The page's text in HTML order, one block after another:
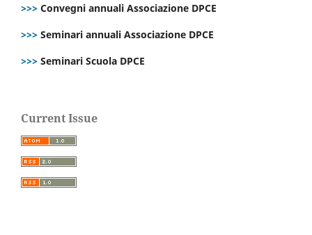
>>> Convegni annuali Associazione DPCE
>>> Seminari annuali Associazione DPCE
>>> Seminari Scuola DPCE
Current Issue